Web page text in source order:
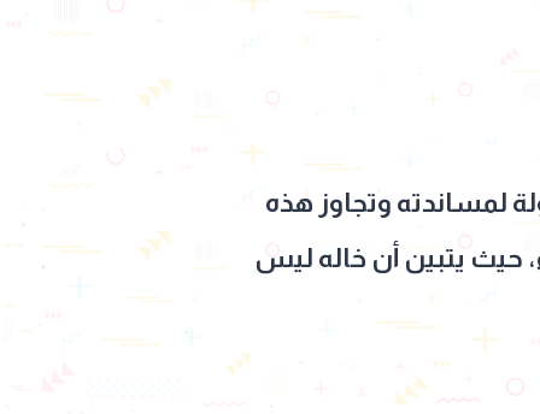
لمساندته وتجاوز هذه
حيث يتبين أن خاله ليس